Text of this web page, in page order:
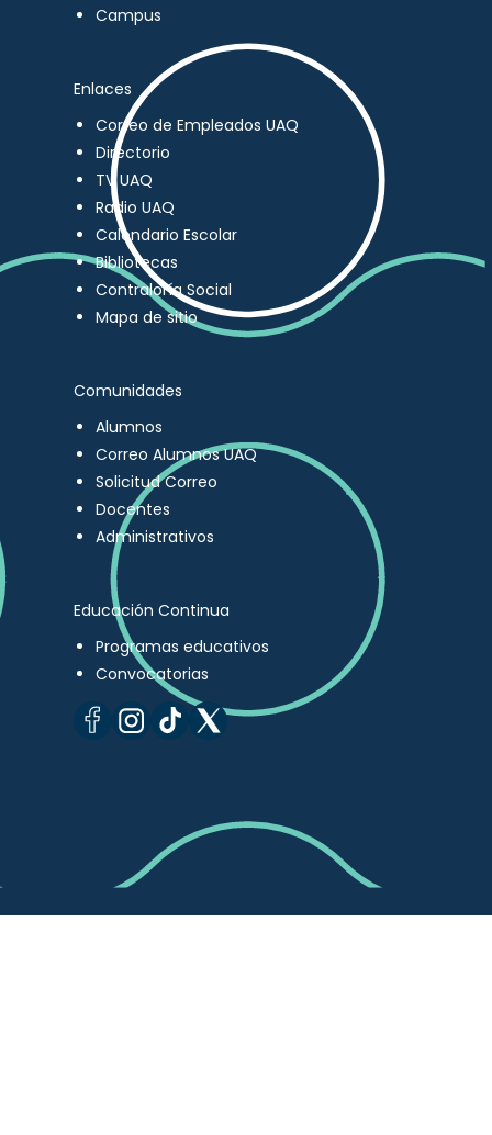
Campus
Enlaces
Correo de Empleados UAQ
Directorio
TV UAQ
Radio UAQ
Calendario Escolar
Bibliotecas
Contraloría Social
Mapa de sitio
Comunidades
Alumnos
Correo Alumnos UAQ
Solicitud Correo
Docentes
Administrativos
Educación Continua
Programas educativos
Convocatorias